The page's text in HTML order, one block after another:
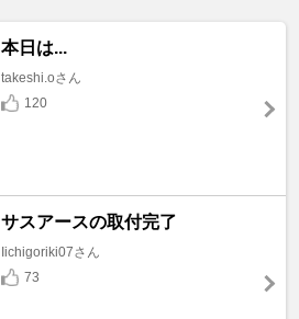
本日は...
takeshi.oさん
120
サスアースの取付完了
Iichigoriki07さん
73